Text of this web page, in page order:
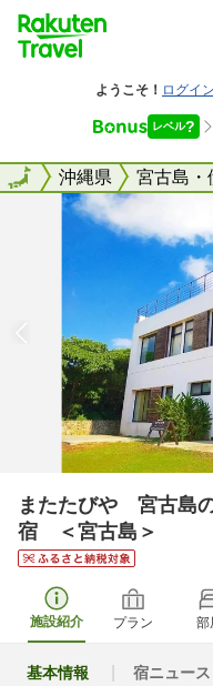
全国沖縄県 宮古島・
全国
またたびや 宮古島
宿 ＜宮古島＞
施設紹介 プラン 部
基本情報 宿ニュース